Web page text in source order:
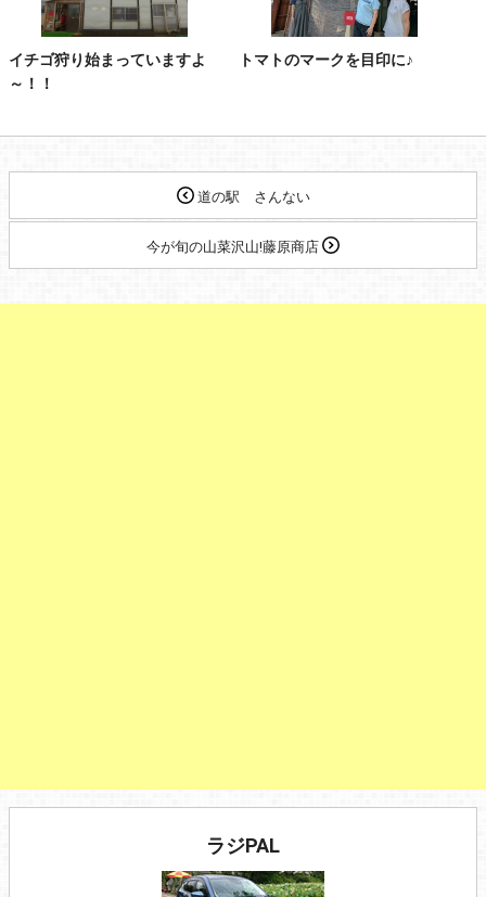
イチゴ狩り始まっていますよ
～！！
トマトのマークを目印に♪
道の駅 さんない
今が旬の山菜沢山!藤原商店
ラジPAL